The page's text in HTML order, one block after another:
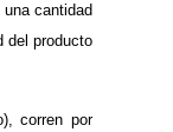
cantidad
del producto
corren por